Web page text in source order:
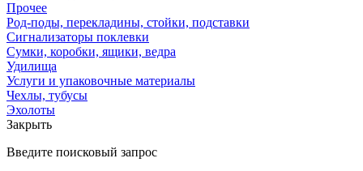
Прочее
Род-поды, перекладины, стойки, подставки
Сигнализаторы поклевки
Сумки, коробки, ящики, ведра
Удилища
Услуги и упаковочные материалы
Чехлы, тубусы
Эхолоты
Закрыть
Введите поисковый запрос